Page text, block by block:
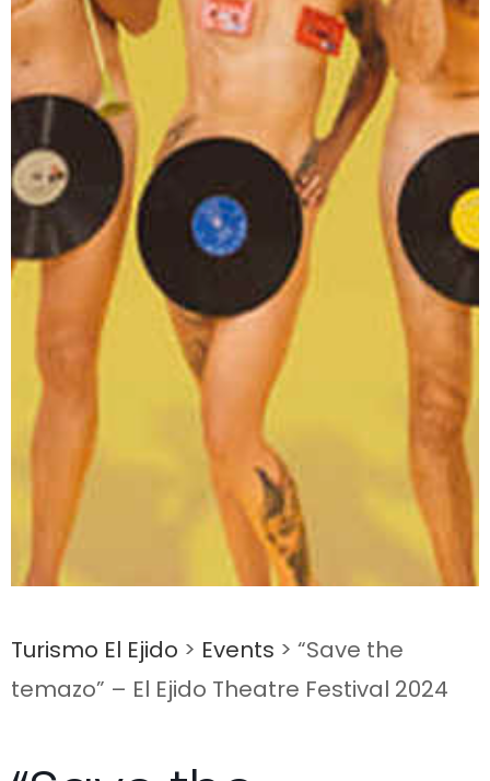
Turismo El Ejido > Events > “Save the
temazo” – El Ejido Theatre Festival 2024